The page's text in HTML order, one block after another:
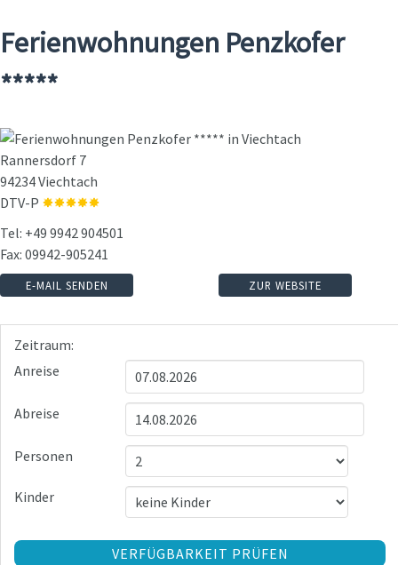
Ferienwohnungen Penzkofer
*****
Rannersdorf 7
94234 Viechtach
DTV-P
Tel: +49 9942 904501
Fax: 09942-905241
E-MAIL SENDEN ZUR WEBSITE
Zeitraum:
Anreise
Abreise
Personen
Kinder
VERFÜGBARKEIT PRÜFEN